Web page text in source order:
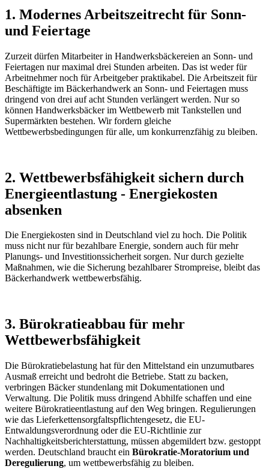
1. Modernes Arbeitszeitrecht für Sonn-
und Feiertage
Zurzeit dürfen Mitarbeiter in Handwerksbäckereien an Sonn- und
Feiertagen nur maximal drei Stunden arbeiten. Das ist weder für
Arbeitnehmer noch für Arbeitgeber praktikabel. Die Arbeitszeit für
Beschäftigte im Bäckerhandwerk an Sonn- und Feiertagen muss
dringend von drei auf acht Stunden verlängert werden. Nur so
können Handwerksbäcker im Wettbewerb mit Tankstellen und
Supermärkten bestehen. Wir fordern gleiche
Wettbewerbsbedingungen für alle, um konkurrenzfähig zu bleiben.
2. Wettbewerbsfähigkeit sichern durch
Energieentlastung - Energiekosten
absenken
Die Energiekosten sind in Deutschland viel zu hoch. Die Politik
muss nicht nur für bezahlbare Energie, sondern auch für mehr
Planungs- und Investitionssicherheit sorgen. Nur durch gezielte
Maßnahmen, wie die Sicherung bezahlbarer Strompreise, bleibt das
Bäckerhandwerk wettbewerbsfähig.
3. Bürokratieabbau für mehr
Wettbewerbsfähigkeit
Die Bürokratiebelastung hat für den Mittelstand ein unzumutbares
Ausmaß erreicht und bedroht die Betriebe. Statt zu backen,
verbringen Bäcker stundenlang mit Dokumentationen und
Verwaltung. Die Politik muss dringend Abhilfe schaffen und eine
weitere Bürokratieentlastung auf den Weg bringen. Regulierungen
wie das Lieferkettensorgfaltspflichtengesetz, die EU-
Entwaldungsverordnung oder die EU-Richtlinie zur
Nachhaltigkeitsberichterstattung, müssen abgemildert bzw. gestoppt
werden. Deutschland braucht ein Bürokratie-Moratorium und
Deregulierung, um wettbewerbsfähig zu bleiben.